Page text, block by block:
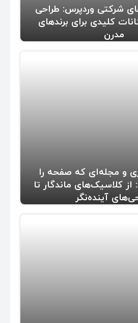
شرکتی وردپرس: طراحی
کلیدی برای برندهای
مدرن
و مجله‌ای که صفحه را
کلاسیک‌های ماندگار تا
آینده‌نگر